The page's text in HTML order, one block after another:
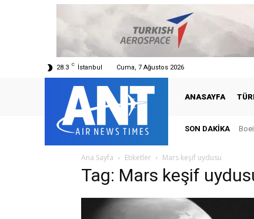
28.3 C İstanbul Cuma, 7 Ağustos 2026
ANASAYFA
SON DAKIKA
Ana Sayfa Etiketler Mars keşif uydusu
Tag: Mars keşif